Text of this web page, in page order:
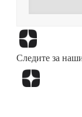
Следите за